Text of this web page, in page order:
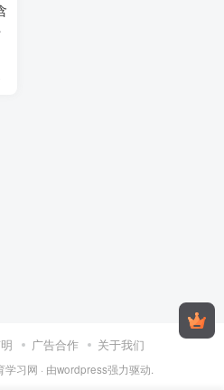
广告合作 关于我们
学习网 · 由wordpress强力驱动.